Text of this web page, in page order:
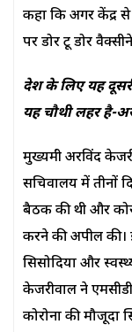
कहा कि अगर केंद्र
पर डोर टू डोर
देश के लिए यह
यह चौथी लहर है-
मुख्यमंत्री अरविंद
सचिवालय में तीनों
बैठक की थी और
करने की अपील की।
सिसोदिया और
केजरीवाल ने
कोरोना की मौजूदा